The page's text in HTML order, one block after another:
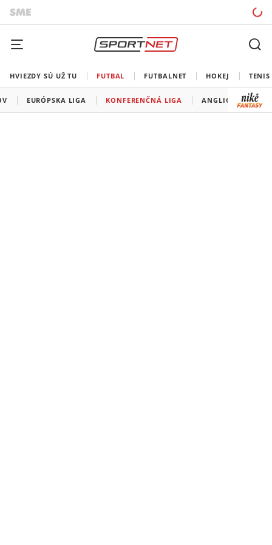
HVIEZDY SÚ UŽ TU FUTBAL FUTBALNET HOKEJ TENIS
EURÓPSKA LIGA KONFERENČNÁ LIGA ANGLICKO